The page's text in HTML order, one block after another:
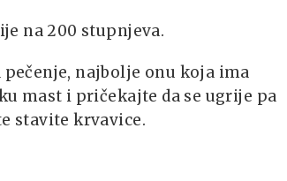
na 200 stupnjeva.
najbolje onu koja ima
mast i pričekajte da se ugrije pa
stavite krvavice.